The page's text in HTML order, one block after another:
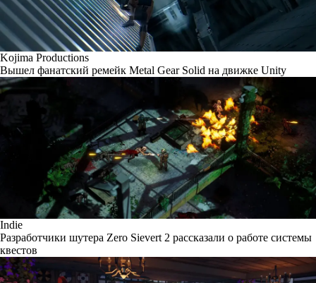
Kojima Productions
Вышел фанатский ремейк Metal Gear Solid на движке Unity
Indie
Разработчики шутера Zero Sievert 2 рассказали о работе системы
квестов